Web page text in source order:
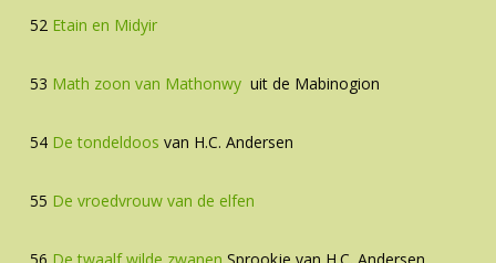
52 Etain en Midyir
53 Math zoon van Mathonwy uit de Mabinogion
54 De tondeldoos van H.C. Andersen
55 De vroedvrouw van de elfen